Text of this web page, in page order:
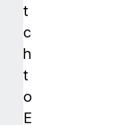
t
c
h
t
o
E